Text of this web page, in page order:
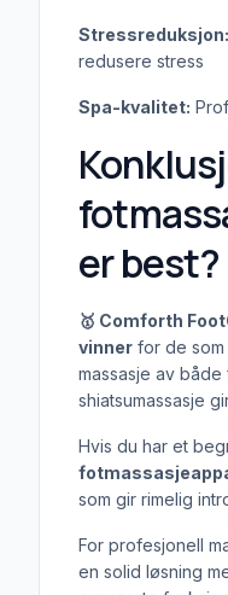
Stressreduksjon:
redusere stress
Spa-kvalitet:
er best?
🥇 Comforth
vinner for de
massasje av
shiatsumassasje
Hvis du har et
som gir rimelig
For profesjonell
en solid løsning